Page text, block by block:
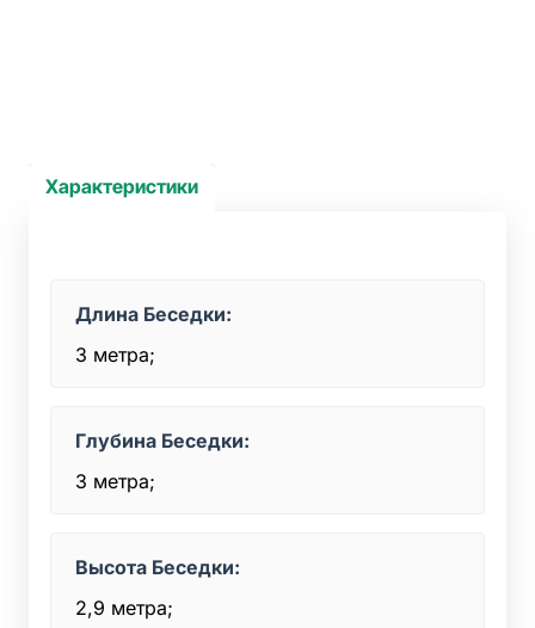
Характеристики
Длина Беседки:
3 метра;
Глубина Беседки:
3 метра;
Высота Беседки:
2,9 метра;